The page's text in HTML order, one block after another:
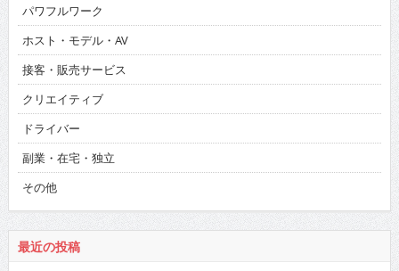
パワフルワーク
ホスト・モデル・AV
接客・販売サービス
クリエイティブ
ドライバー
副業・在宅・独立
その他
最近の投稿